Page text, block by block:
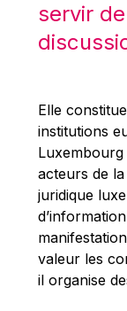
Rolf
Vítor
servir
Elle
institutions
Luxembourg
acteurs de
juridique
valeur les
il organise